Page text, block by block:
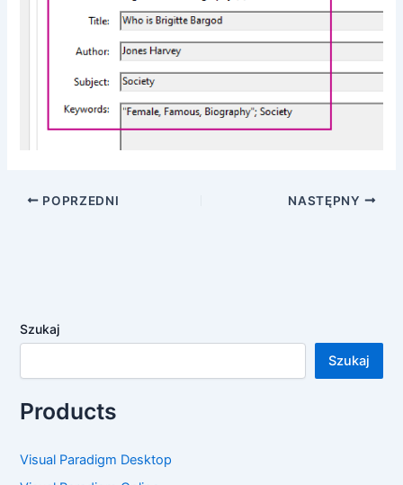
POPRZEDNI NASTĘPNY
Szukaj
Szukaj
Products
Visual Paradigm Desktop